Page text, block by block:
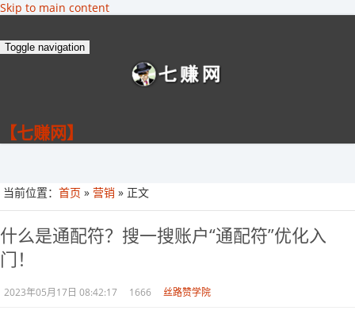
Skip to main content
Toggle navigation
【七赚网】
当前位置： 首页 » 营销 » 正文
什么是通配符？搜一搜账户“通配符”优化入
门！
2023年05月17日 08:42:17 1666 丝路赞学院